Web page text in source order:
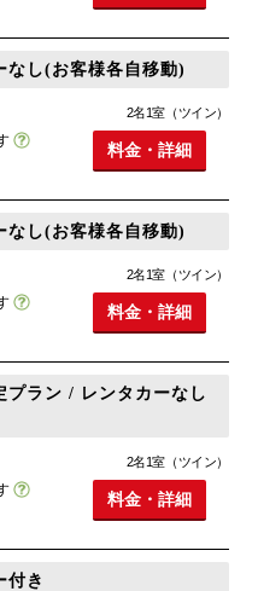
なし(お客様各自移動)
2名1室（ツイン）
料金・詳細
なし(お客様各自移動)
2名1室（ツイン）
料金・詳細
プラン / レンタカーなし
2名1室（ツイン）
料金・詳細
付き